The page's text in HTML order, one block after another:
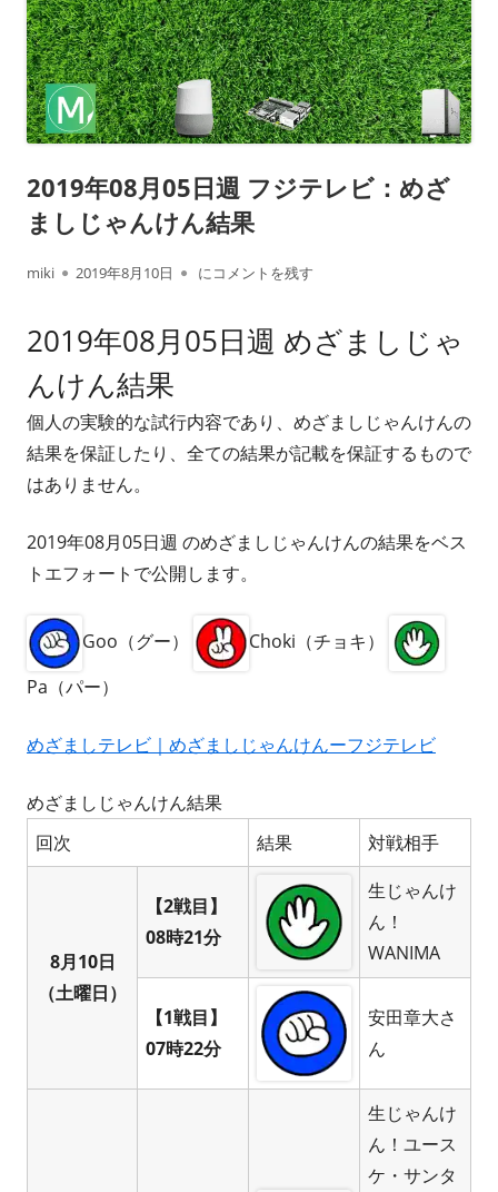
2019年08月05日週 フジテレビ：めざ
ましじゃんけん結果
作
者
miki
公
日
2019年8月10日 2019年08月05日週 フジテレビ：めざましじゃ
にコメントを残す
2019年08月05日週 めざましじゃ
んけん結果
個人の実験的な試行内容であり、めざましじゃんけんの
結果を保証したり、全ての結果が記載を保証するもので
はありません。
2019年08月05日週 のめざましじゃんけんの結果をベス
トエフォートで公開します。
Goo（グー）
Choki（チョキ）
Pa（パー）
めざましテレビ｜めざましじゃんけんーフジテレビ
めざましじゃんけん結果
回次
結果 対戦相手
8月10日
（土曜日）
【2戦目】
08時21分
生じゃんけ
ん！
WANIMA
【1戦目】
07時22分
安田章大さ
ん
生じゃんけ
ん！ユース
ケ・サンタ